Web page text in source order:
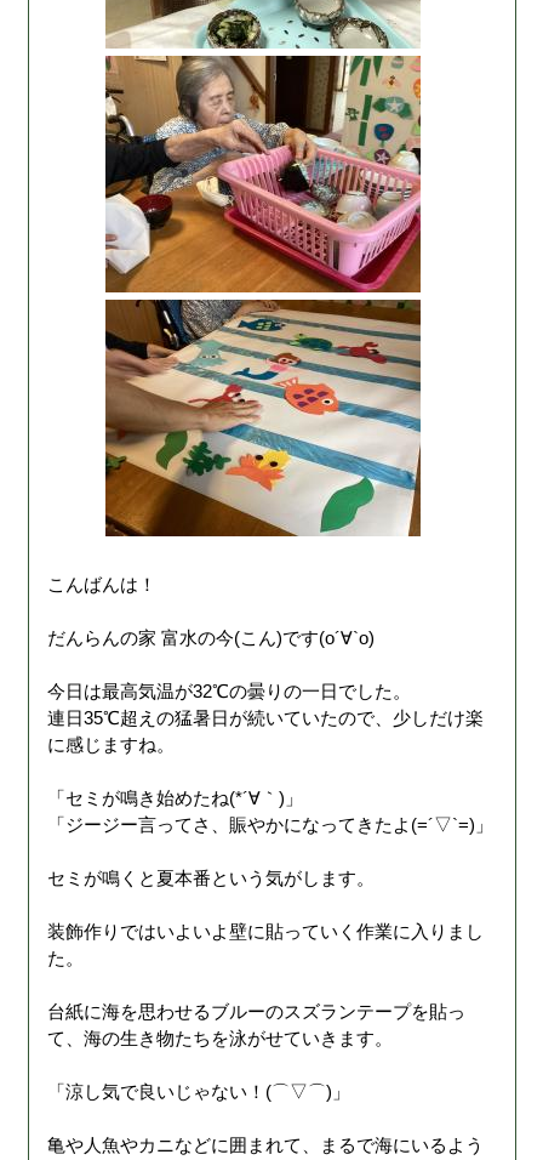
こんばんは！
だんらんの家 富水の今(こん)です(о´∀`о)
今日は最高気温が32℃の曇りの一日でした。
連日35℃超えの猛暑日が続いていたので、少しだけ楽
に感じますね。
「セミが鳴き始めたね(*´∀｀)」
「ジージー言ってさ、賑やかになってきたよ(=´▽`=)」
セミが鳴くと夏本番という気がします。
装飾作りではいよいよ壁に貼っていく作業に入りまし
た。
台紙に海を思わせるブルーのスズランテープを貼っ
て、海の生き物たちを泳がせていきます。
「涼し気で良いじゃない！(⌒▽⌒)」
亀や人魚やカニなどに囲まれて、まるで海にいるよう